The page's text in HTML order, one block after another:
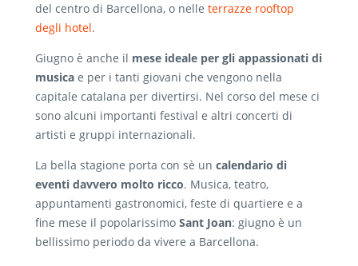
del centro di Barcellona, o nelle terrazze rooftop
degli hotel.
Giugno è anche il mese ideale per gli appassionati di
musica e per i tanti giovani che vengono nella
capitale catalana per divertirsi. Nel corso del mese ci
sono alcuni importanti festival e altri concerti di
artisti e gruppi internazionali.
La bella stagione porta con sè un calendario di
eventi davvero molto ricco. Musica, teatro,
appuntamenti gastronomici, feste di quartiere e a
fine mese il popolarissimo Sant Joan: giugno è un
bellissimo periodo da vivere a Barcellona.